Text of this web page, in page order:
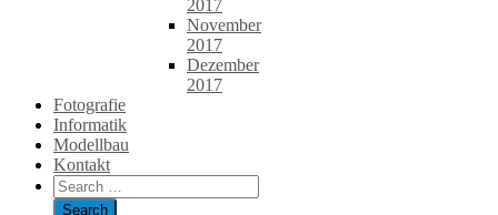
2017
November
2017
Dezember
2017
Fotografie
Informatik
Modellbau
Kontakt
Search
for: